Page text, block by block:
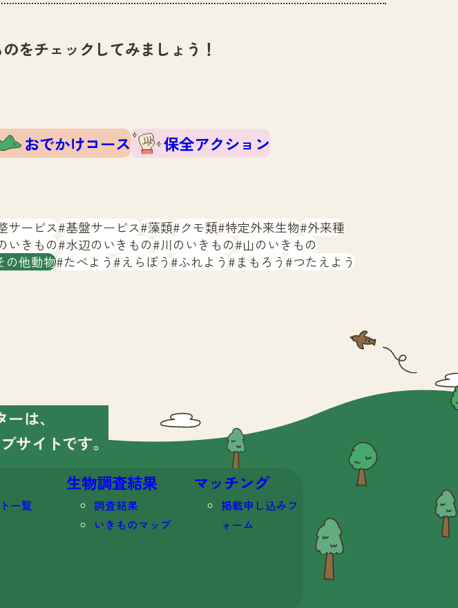
をチェックしてみましょう！
おでかけコース
保全アクション
サービス 基盤サービス 藻類 クモ類 特定外来生物 外来種
いきもの 水辺のいきもの 川のいきもの 山のいきもの
の他動物 たべよう えらぼう ふれよう まもろう つたえよう
は、
サイトです。
一覧
生物調査結果
調査結果
いきものマップ
マッチング
掲載申し込みフ
ォーム